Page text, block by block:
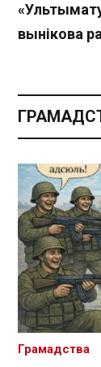
вынікова
Грамадства